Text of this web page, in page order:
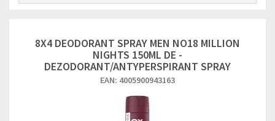
8X4 DEODORANT SPRAY MEN NO18 MILLION
NIGHTS 150ML DE -
DEZODORANT/ANTYPERSPIRANT SPRAY
EAN: 4005900943163